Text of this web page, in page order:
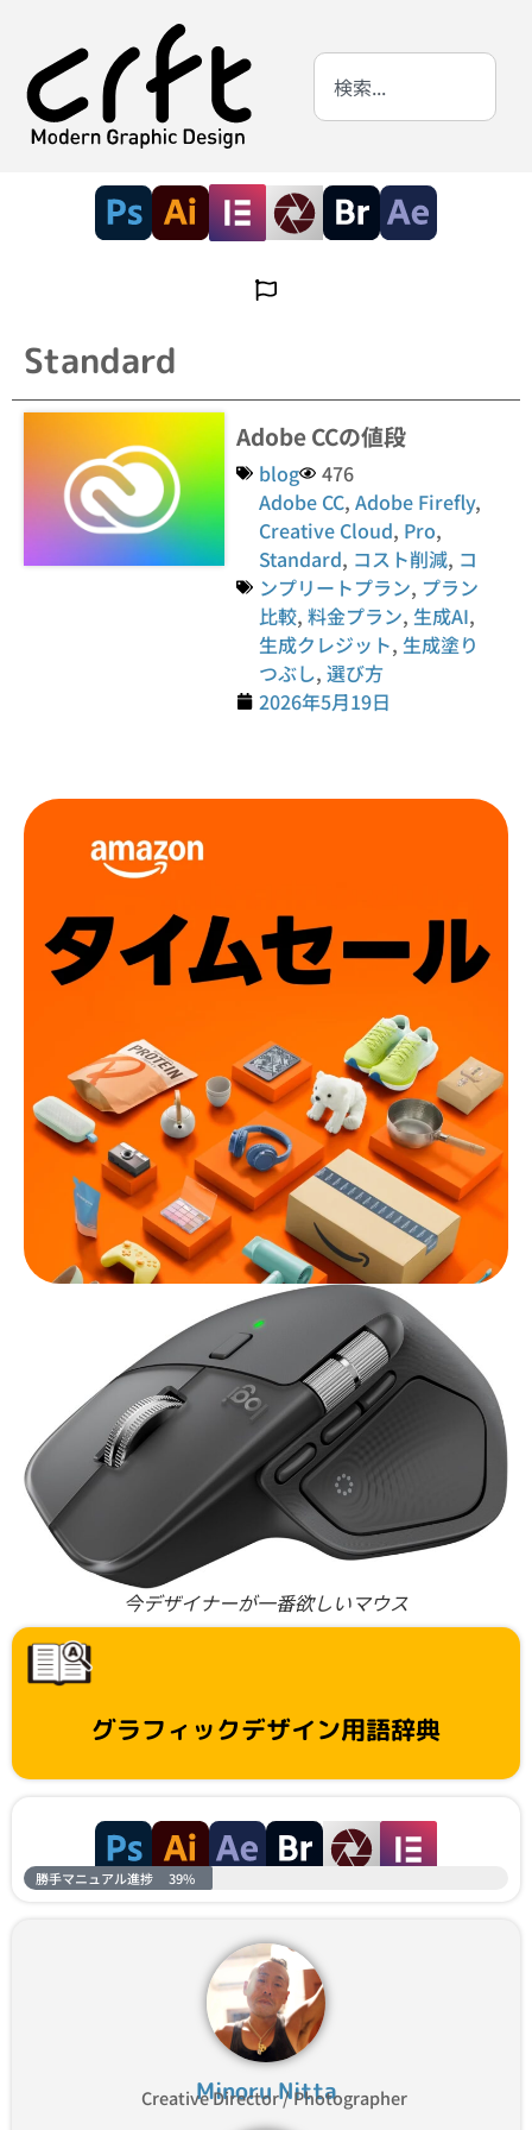
Standard
Adobe CCの値段
blog
476
Adobe CC,Adobe Firefly,
Creative Cloud, Pro,
Standard, コスト削減, コ
ンプリートプラン, プラン
比較,料金プラン, 生成AI,
生成クレジット, 生成塗り
つぶし,選び方
2026年5月19日
今デザイナーが一番欲しいマウス
グラフィックデザイン用語辞典
勝手マニュアル進捗 39%
Minoru Nitta
Creative Director / Photographer